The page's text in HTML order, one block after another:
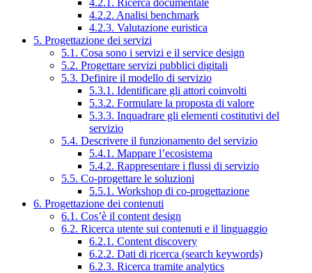
4.2.1. Ricerca documentale
4.2.2. Analisi benchmark
4.2.3. Valutazione euristica
5. Progettazione dei servizi
5.1. Cosa sono i servizi e il service design
5.2. Progettare servizi pubblici digitali
5.3. Definire il modello di servizio
5.3.1. Identificare gli attori coinvolti
5.3.2. Formulare la proposta di valore
5.3.3. Inquadrare gli elementi costitutivi del
servizio
5.4. Descrivere il funzionamento del servizio
5.4.1. Mappare l’ecosistema
5.4.2. Rappresentare i flussi di servizio
5.5. Co-progettare le soluzioni
5.5.1. Workshop di co-progettazione
6. Progettazione dei contenuti
6.1. Cos’è il content design
6.2. Ricerca utente sui contenuti e il linguaggio
6.2.1. Content discovery
6.2.2. Dati di ricerca (search keywords)
6.2.3. Ricerca tramite analytics